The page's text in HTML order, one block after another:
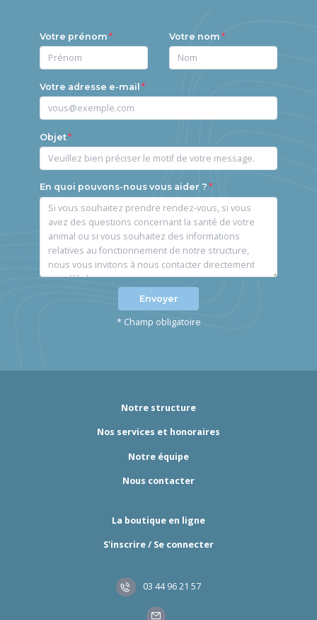
Votre prénom Votre nom
Votre adresse e-mail
Objet
En quoi pouvons-nous vous aider ?
Envoyer
* Champ obligatoire
Notre structure
Nos services et honoraires
Notre équipe
Nous contacter
La boutique en ligne
S'inscrire / Se connecter
03 44 96 21 57